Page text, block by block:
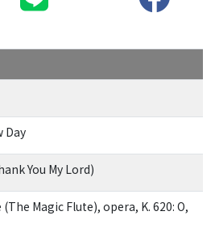
Day
You My Lord)
Magic Flute), opera, K. 620: O,